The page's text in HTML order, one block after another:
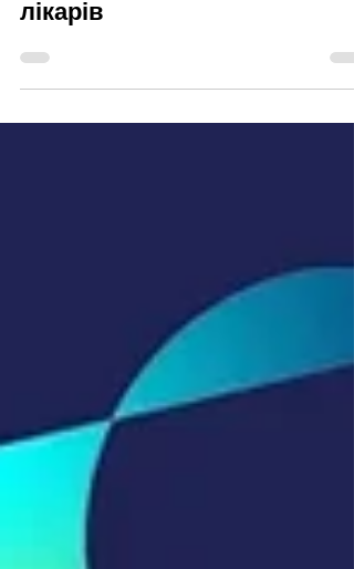
для власників тварин та
лікарів